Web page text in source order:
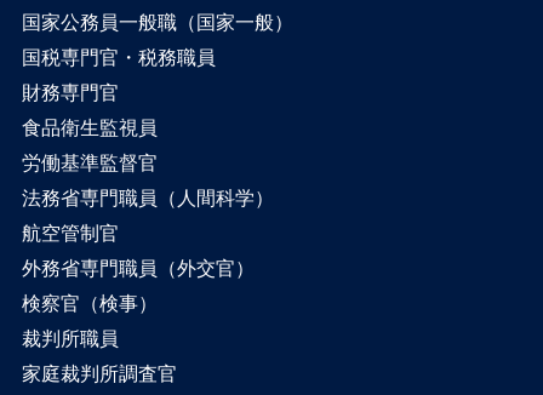
国家公務員一般職（国家一般）
国税専門官・税務職員
財務専門官
食品衛生監視員
労働基準監督官
法務省専門職員（人間科学）
航空管制官
外務省専門職員（外交官）
検察官（検事）
裁判所職員
家庭裁判所調査官